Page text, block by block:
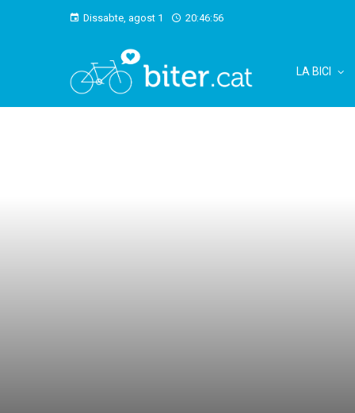
Dissabte, agost 1 20:46:58
LA BICI